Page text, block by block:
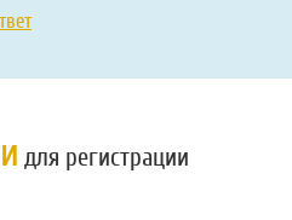
для регистрации